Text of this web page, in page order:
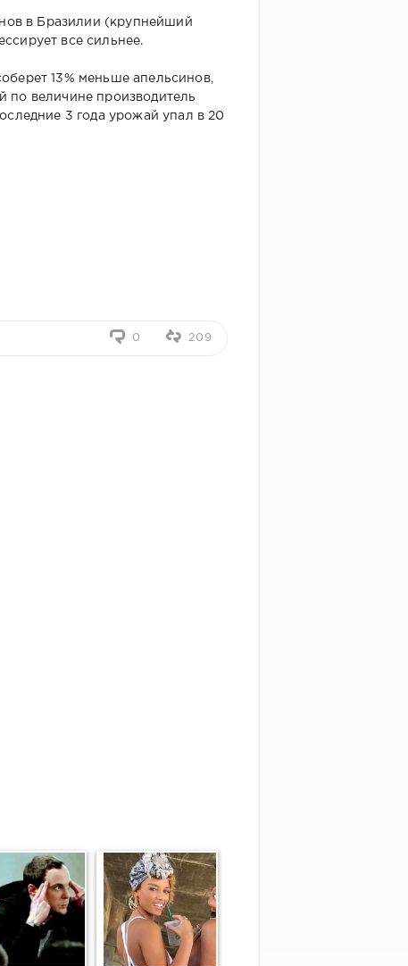
в Бразилии (крупнейший
все сильнее.
13% меньше апельсинов,
величине производитель
3 года урожай упал в 20
0 209